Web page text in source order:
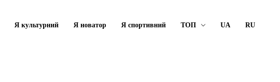
Я культурний Я новатор Я спортивний ТОП UA RU